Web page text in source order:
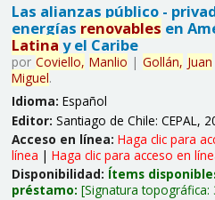
Las alianzas público -
energías renovables en
Latina y el Caribe
por Coviello, Manlio | Gollán, Juan
Miguel.
Idioma: Español
Editor: Santiago de Chile: CEPAL,
Acceso en línea: Haga clic para
línea | Haga clic para acceso en
Disponibilidad: Ítems
préstamo: Signatura topográfica: